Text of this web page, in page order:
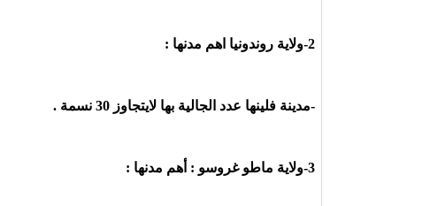
2-ولاية روندونيا اهم مدنها :
-مدينة فلينها عدد الجالية بها لايتجاوز 30 نسمة .
3-ولاية ماطو غروسو : أهم مدنها :